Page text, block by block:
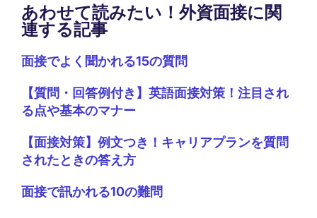
あわせて読みたい！外資面接に関
連する記事
面接でよく聞かれる15の質問
【質問・回答例付き】英語面接対策！注目され
る点や基本のマナー
【面接対策】例文つき！キャリアプランを質問
されたときの答え方
面接で訊かれる10の難問